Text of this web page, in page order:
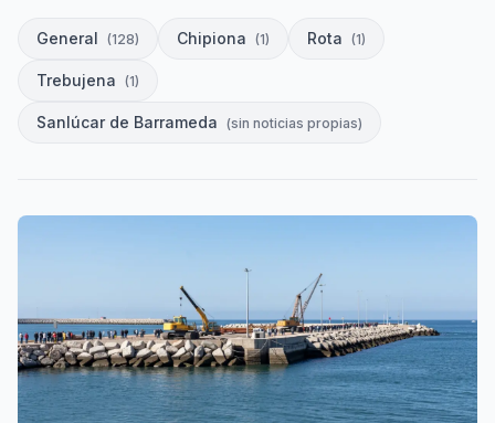
General (128) Chipiona (1) Rota (1)
Trebujena (1)
Sanlúcar de Barrameda (sin noticias propias)